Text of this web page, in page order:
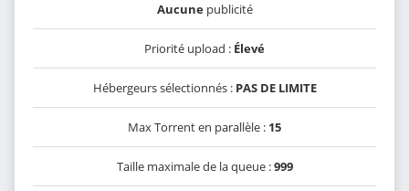
Aucunepublicité
Priorité upload : Élevé
Hébergeurs sélectionnés : PAS DE LIMITE
Max Torrent en parallèle : 15
Taille maximale de la queue :999